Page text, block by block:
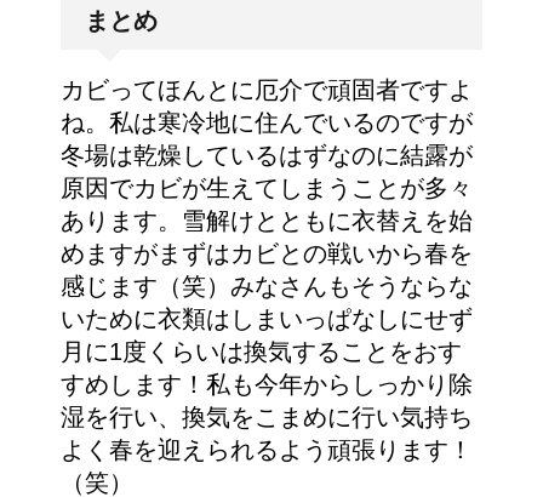
まとめ
カビってほんとに厄介で頑固者ですよ
ね。私は寒冷地に住んでいるのですが
冬場は乾燥しているはずなのに結露が
原因でカビが生えてしまうことが多々
あります。雪解けとともに衣替えを始
めますがまずはカビとの戦いから春を
感じます（笑）みなさんもそうならな
いために衣類はしまいっぱなしにせず
月に1度くらいは換気することをおす
すめします！私も今年からしっかり除
湿を行い、換気をこまめに行い気持ち
よく春を迎えられるよう頑張ります！
（笑）